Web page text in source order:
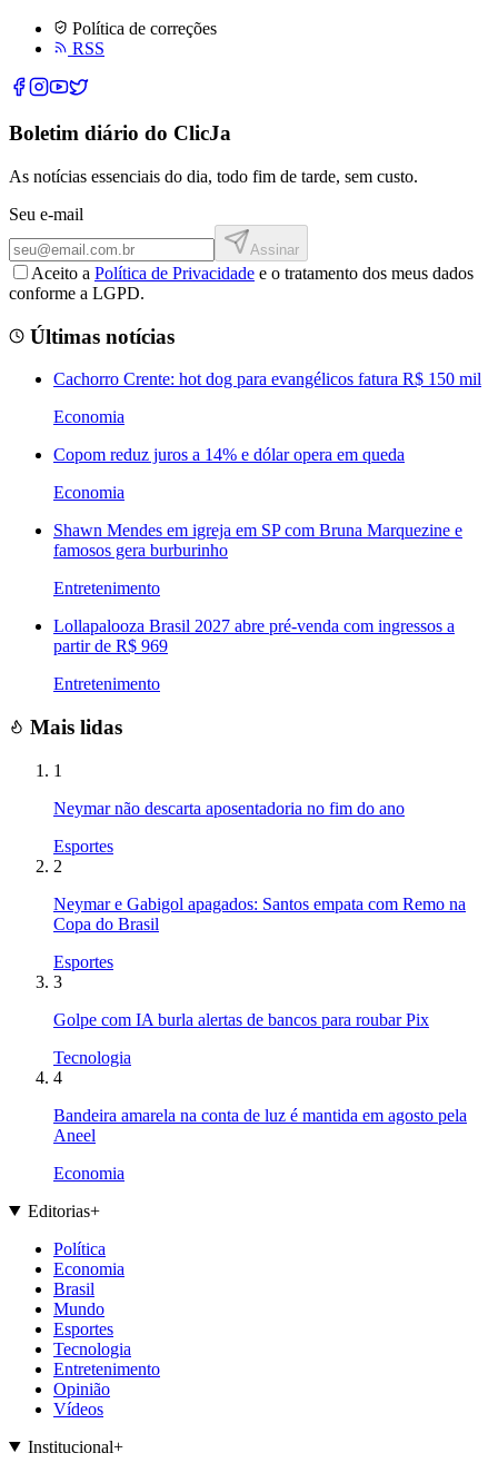
Política de correções
RSS
Boletim diário do ClicJa
As notícias essenciais do dia, todo fim de tarde, sem custo.
Seu e-mail
Assinar
Aceito a Política de Privacidade e o tratamento dos meus dados
conforme a LGPD.
Últimas notícias
Cachorro Crente: hot dog para evangélicos fatura R$ 150 mil
Economia
Copom reduz juros a 14% e dólar opera em queda
Economia
Shawn Mendes em igreja em SP com Bruna Marquezine e
famosos gera burburinho
Entretenimento
Lollapalooza Brasil 2027 abre pré-venda com ingressos a
partir de R$ 969
Entretenimento
Mais lidas
1
Neymar não descarta aposentadoria no fim do ano
Esportes
2
Neymar e Gabigol apagados: Santos empata com Remo na
Copa do Brasil
Esportes
3
Golpe com IA burla alertas de bancos para roubar Pix
Tecnologia
4
Bandeira amarela na conta de luz é mantida em agosto pela
Aneel
Economia
Editorias+
Política
Economia
Brasil
Mundo
Esportes
Tecnologia
Entretenimento
Opinião
Vídeos
Institucional+